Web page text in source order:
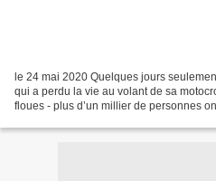
le 24 mai 2020 Quelques jours
qui a perdu la vie au volant de sa
floues - plus d’un millier de personnes